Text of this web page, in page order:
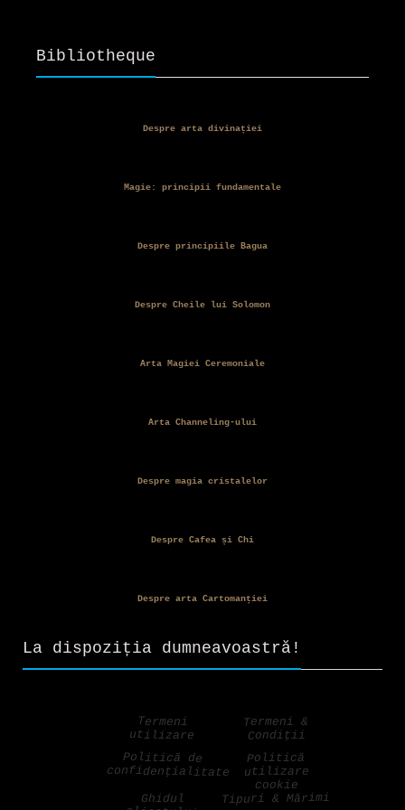
35,00 lei.
Bibliotheque
Despre arta divinației
Magie: principii fundamentale
Despre principiile Bagua
Despre Cheile lui Solomon
Arta Magiei Ceremoniale
Arta Channeling-ului
Despre magia cristalelor
Despre Cafea și Chi
Despre arta Cartomanției
La dispoziția dumneavoastră!
Termeni
utilizare
Termeni &
Condiții
Politică de
confidențialitate
Politică
utilizare
cookie
Ghidul
Tipuri & Mărimi